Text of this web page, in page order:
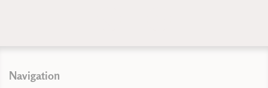
Navigation